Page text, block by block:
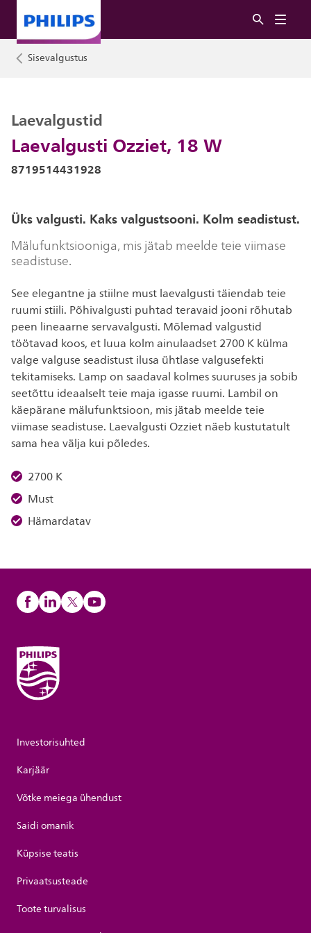
Sisevalgustus
Laevalgusti Ozziet, 18 W
Laevalgustid
8719514431928
Üks valgusti. Kaks valgustsooni. Kolm seadistust.
Mälufunktsiooniga, mis jätab meelde teie viimase
seadistuse.
See elegantne ja stiilne must laevalgusti täiendab teie
ruumi stiili. Põhivalgusti puhtad teravaid jooni rõhutab
peen lineaarne servavalgusti. Mõlemad valgustid
töötavad koos, et luua kolm ainulaadset 2700 K külma
valge valguse seadistust ilusa ühtlase valgusefekti
tekitamiseks. Lamp on saadaval kolmes suuruses ja sobib
seetõttu ideaalselt teie maja igasse ruumi. Lambil on
käepärane mälufunktsioon, mis jätab meelde teie
viimase seadistuse. Laevalgusti Ozziet näeb kustutatult
sama hea välja kui põledes.
2700 K
Must
Hämardatav
Investorisuhted
Karjäär
Võtke meiega ühendust
Saidi omanik
Küpsise teatis
Privaatsusteade
Toote turvalisus